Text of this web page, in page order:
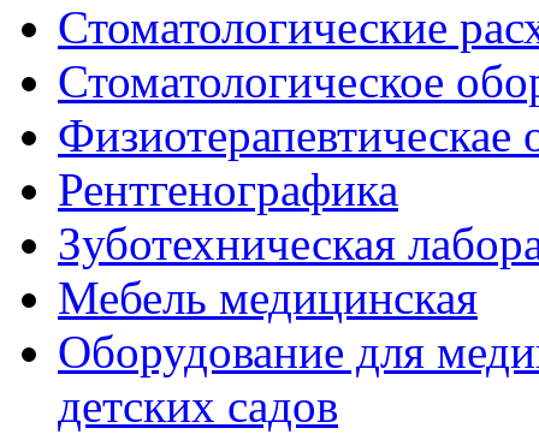
Стоматологические
Стоматологическое
Физиотерапевтическае
Рентгенографика
Зуботехническая
Мебель медицинская
Оборудование для
детских садов